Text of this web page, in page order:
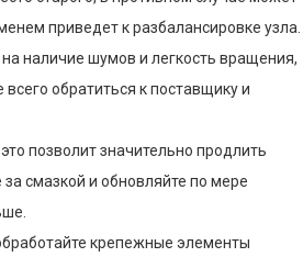
приведет к разбалансировке узла.
наличие шумов и легкость вращения,
обратиться к поставщику и
позволит значительно продлить
смазкой и обновляйте по мере
крепежные элементы